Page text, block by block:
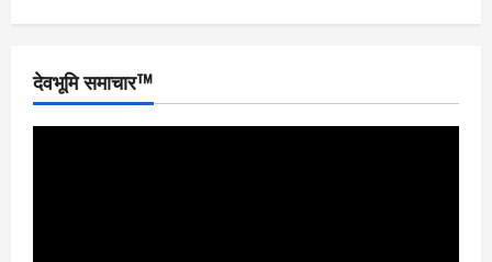
देवभूमि समाचार™